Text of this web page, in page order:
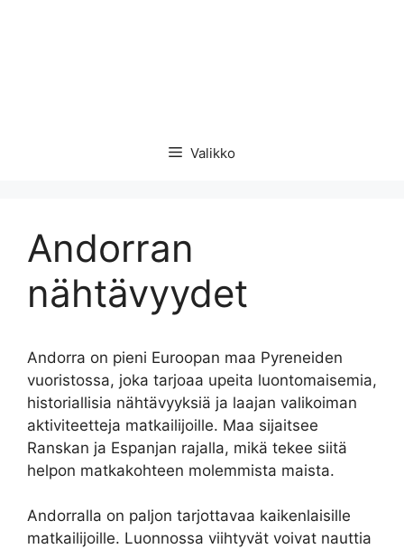
Valikko
Andorran
nähtävyydet
Andorra on pieni Euroopan maa Pyreneiden
vuoristossa, joka tarjoaa upeita luontomaisemia,
historiallisia nähtävyyksiä ja laajan valikoiman
aktiviteetteja matkailijoille. Maa sijaitsee
Ranskan ja Espanjan rajalla, mikä tekee siitä
helpon matkakohteen molemmista maista.
Andorralla on paljon tarjottavaa kaikenlaisille
matkailijoille. Luonnossa viihtyvät voivat nauttia